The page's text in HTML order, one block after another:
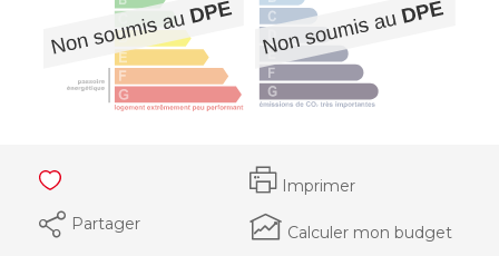
Imprimer
Partager
Calculer mon budget